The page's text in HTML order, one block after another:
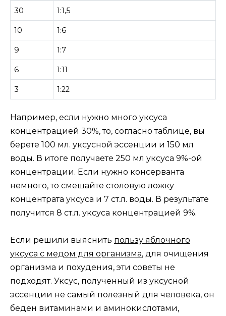
30 1:1,5
10 1:6
9 1:7
6 1:11
3 1:22
Например, если нужно много уксуса
концентрацией 30%, то, согласно таблице, вы
берете 100 мл. уксусной эссенции и 150 мл
воды. В итоге получаете 250 мл уксуса 9%-ой
концентрации. Если нужно консерванта
немного, то смешайте столовую ложку
концентрата уксуса и 7 ст.л. воды. В результате
получится 8 ст.л. уксуса концентрацией 9%.
Если решили выяснить пользу яблочного
уксуса с медом для организма, для очищения
организма и похудения, эти советы не
подходят. Уксус, полученный из уксусной
эссенции не самый полезный для человека, он
беден витаминами и аминокислотами,